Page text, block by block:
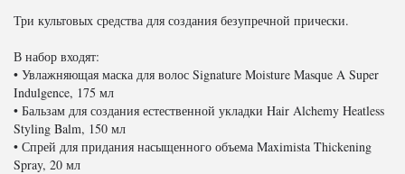
Три культовых средства для создания безупречной прически.
В набор входят:
• Увлажняющая маска для волос Signature Moisture Masque A Super
Indulgence, 175 мл
• Бальзам для создания естественной укладки Hair Alchemy Heatless
Styling Balm, 150 мл
• Спрей для придания насыщенного объема Maximista Thickening
Spray, 20 мл